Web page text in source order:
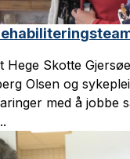
Hege Skotte
Olsen og
med å jobbe